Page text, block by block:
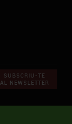
SUBSCRIU-TE
AL NEWSLETTER